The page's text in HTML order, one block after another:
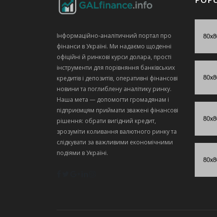
Інформаційно‑аналітичний портал про
фінанси в Україні. Ми надаємо щоденні
офіційні й ринкові курси долара, прості
інструменти для порівняння банківських
кредитів і депозитів, оперативні фінансові
новини та поглиблену аналітику ринку.
Наша мета — допомогти громадянам і
підприємцям приймати зважені фінансові
рішення: обрати вигідний кредит,
зрозуміти коливання валютного ринку та
слідкувати за важливими економічними
подіями в Україні.